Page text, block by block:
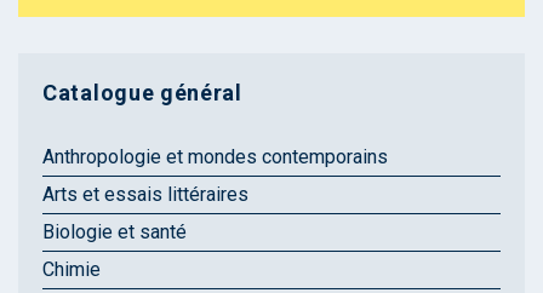
Catalogue général
Anthropologie et mondes contemporains
Arts et essais littéraires
Biologie et santé
Chimie